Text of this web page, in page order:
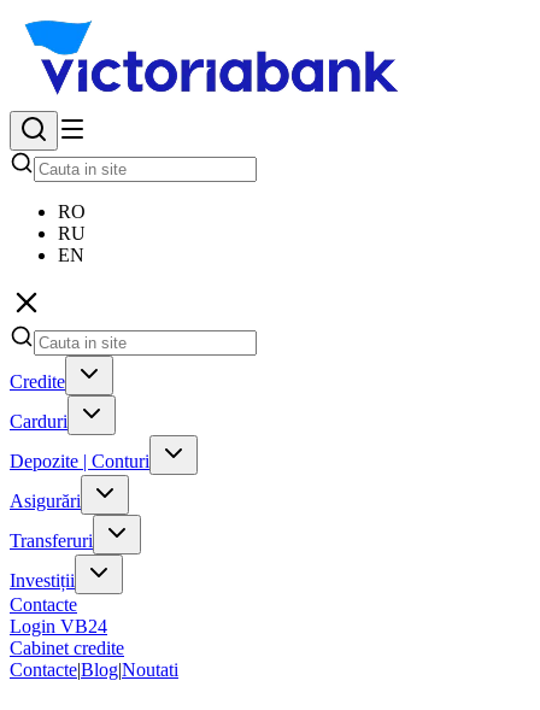
RO
RU
EN
Credite
Carduri
Depozite | Conturi
Asigurări
Transferuri
Investiții
Contacte
Login VB24
Cabinet credite
Contacte|Blog|Noutati